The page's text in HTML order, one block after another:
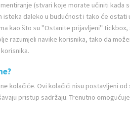
(stvari koje morate učiniti kada
daleko u budućnost i tako će
kao što su "Ostanite prijavljeni"
razumjeli navike korisnika, tako da
kolačiće. Ovi kolačići nisu postavljeni
pristup sadržaju. Trenutno